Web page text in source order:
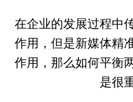
在企业的发展过程中
作用，但是新媒体精
作用，那么如何平衡
是很